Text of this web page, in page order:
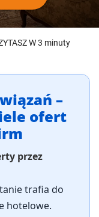
W 3 minuty
–
ofert
przez
trafia do
hotelowe.